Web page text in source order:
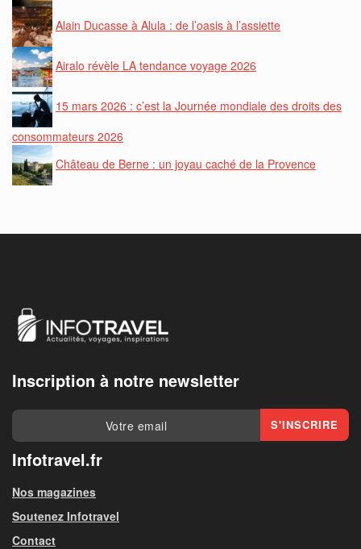
Alain Ducasse à Alula : de l’oasis à l’assiette
Airalo révèle LA tendance voyage 2026
15 mars 2026 : c’est la Journée mondiale des droits des
consommateurs 2026
Château de Berne : un joyau caché de la Provence
Inscription à notre newsletter
Infotravel.fr
Nos magazines
Soutenez Infotravel
Contact